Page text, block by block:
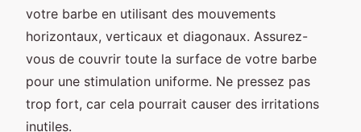
votre barbe en utilisant des mouvements
horizontaux, verticaux et diagonaux. Assurez-
vous de couvrir toute la surface de votre barbe
pour une stimulation uniforme. Ne pressez pas
trop fort, car cela pourrait causer des irritations
inutiles.